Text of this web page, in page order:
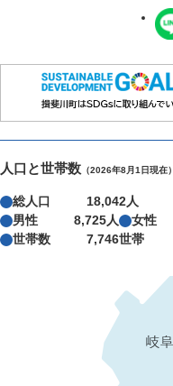
人口と世帯数 （2026年8月1日現在）
総人口
18,042人
男性
8,725人 女性
世帯数
7,746世帯